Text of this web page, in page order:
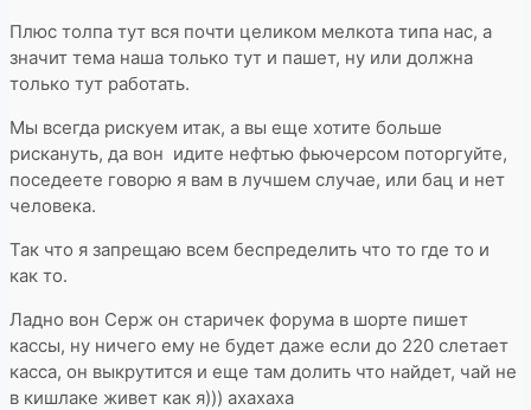
Плюс толпа тут вся почти целиком мелкота типа нас, а
значит тема наша только тут и пашет, ну или должна
только тут работать.
Мы всегда рискуем итак, а вы еще хотите больше
рискануть, да вон идите нефтью фьючерсом поторгуйте,
поседеете говорю я вам в лучшем случае, или бац и нет
человека.
Так что я запрещаю всем беспределить что то где то и
как то.
Ладно вон Серж он старичек форума в шорте пишет
кассы, ну ничего ему не будет даже если до 220 слетает
касса, он выкрутится и еще там долить что найдет, чай не
в кишлаке живет как я))) ахахаха